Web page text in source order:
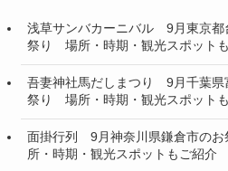
浅草サンバカーニバル 9月東京都
祭り 場所・時期・観光スポット
吾妻神社馬だしまつり 9月千葉県
祭り 場所・時期・観光スポット
面掛行列 9月神奈川県鎌倉市の
所・時期・観光スポットもご紹介